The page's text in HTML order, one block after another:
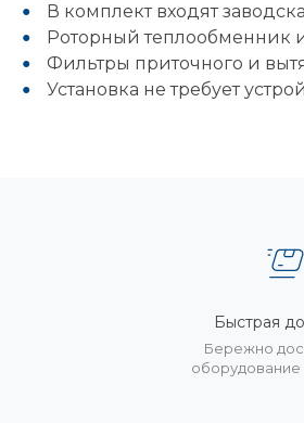
В комплект входят
Роторный теплообменник
Фильтры приточного и
Установка не требует
Быстрая
Бережно
оборудование